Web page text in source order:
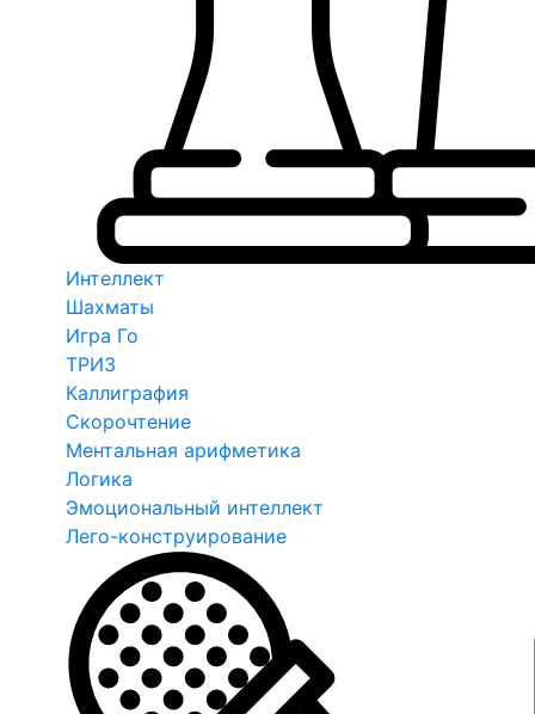
Интеллект
Шахматы
Игра Го
ТРИЗ
Каллиграфия
Скорочтение
Ментальная арифметика
Логика
Эмоциональный интеллект
Лего-конструирование